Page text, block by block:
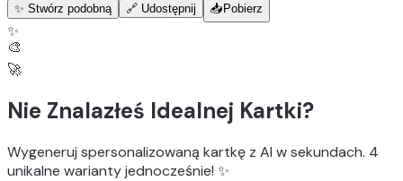
✨ Stwórz podobną 🔗 Udostępnij 📥 Pobierz
✨
🎨
🚀
Nie Znalazłeś Idealnej Kartki?
Wygeneruj spersonalizowaną kartkę z AI w sekundach. 4
unikalne wariantyjednocześnie! ✨